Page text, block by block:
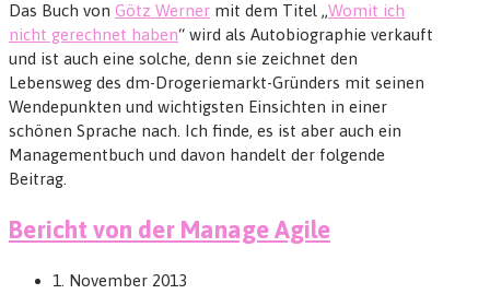
Das Buch von Götz Werner mit dem Titel „Womit ich
nicht gerechnet haben“ wird als Autobiographie verkauft
und ist auch eine solche, denn sie zeichnet den
Lebensweg des dm-Drogeriemarkt-Gründers mit seinen
Wendepunkten und wichtigsten Einsichten in einer
schönen Sprache nach. Ich finde, es ist aber auch ein
Managementbuch und davon handelt der folgende
Beitrag.
Bericht von der Manage Agile
1. November 2013